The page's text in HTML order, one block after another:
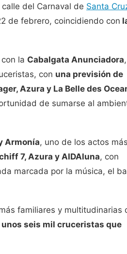
del Carnaval de Santa
de febrero, coincidiendo con
la Cabalgata Anunciadora,
con una previsión de
, Azura y La Belle des
de sumarse al
Armonía, uno de los actos más
7, Azura y AIDAluna, con
marcada por la música, el
familiares y multitudinarias
seis mil cruceristas que